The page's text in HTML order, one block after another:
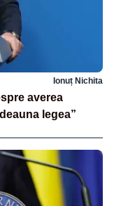
Ionuț Nichita
averea
legea”